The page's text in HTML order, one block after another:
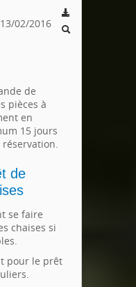
13/02/2016
de
pièces à
en
15 jours
de
se faire
chaises si
pour le prêt